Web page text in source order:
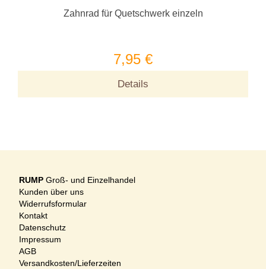
Zahnrad für Quetschwerk einzeln
7,95 €
Details
RUMP Groß- und Einzelhandel
Kunden über uns
Widerrufsformular
Kontakt
Datenschutz
Impressum
AGB
Versandkosten/Lieferzeiten